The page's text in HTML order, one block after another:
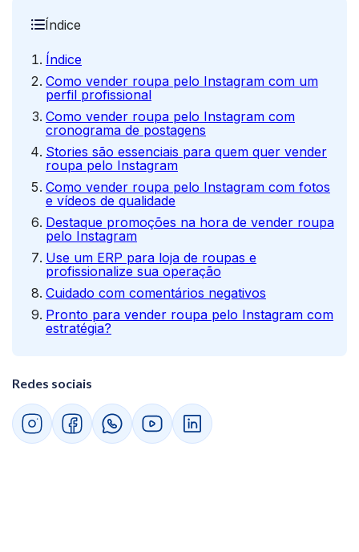
Índice
Índice
Como vender roupa pelo Instagram com um
perfil profissional
Como vender roupa pelo Instagram com
cronograma de postagens
Stories são essenciais para quem quer vender
roupa pelo Instagram
Como vender roupa pelo Instagram com fotos
e vídeos de qualidade
Destaque promoções na hora de vender roupa
pelo Instagram
Use um ERP para loja de roupas e
profissionalize sua operação
Cuidado com comentários negativos
Pronto para vender roupa pelo Instagram com
estratégia?
Redes sociais